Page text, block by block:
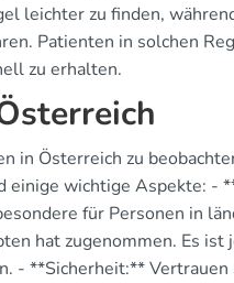
leichter zu finden,
Patienten in solchen
zu erhalten.
in Österreich zu
wichtige Aspekte: -
für Personen in
hat zugenommen. Es
- **Sicherheit:**